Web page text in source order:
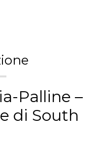
Palline –
di South